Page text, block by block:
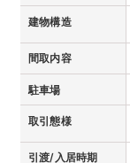
建物構造
間取内容
駐車場
取引態様
引渡/入居時期